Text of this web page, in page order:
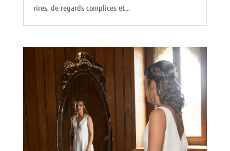
rires, de regards complices et...